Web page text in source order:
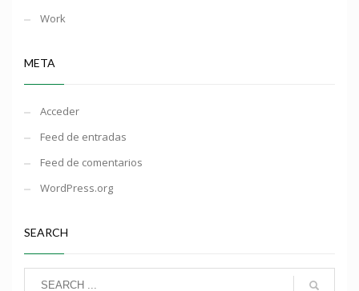
Work
META
Acceder
Feed de entradas
Feed de comentarios
WordPress.org
SEARCH